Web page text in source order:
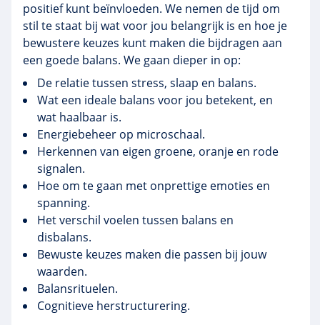
positief kunt beïnvloeden. We nemen de tijd om
stil te staat bij wat voor jou belangrijk is en hoe je
bewustere keuzes kunt maken die bijdragen aan
een goede balans. We gaan dieper in op:
De relatie tussen stress, slaap en balans.
Wat een ideale balans voor jou betekent, en
wat haalbaar is.
Energiebeheer op microschaal.
Herkennen van eigen groene, oranje en rode
signalen.
Hoe om te gaan met onprettige emoties en
spanning.
Het verschil voelen tussen balans en
disbalans.
Bewuste keuzes maken die passen bij jouw
waarden.
Balansrituelen.
Cognitieve herstructurering.